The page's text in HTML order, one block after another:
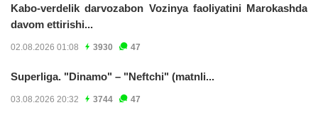
Kabo-verdelik darvozabon Vozinya faoliyatini Marokashda
davom ettirishi...
02.08.2026 01:08 3930 47
Superliga. "Dinamo" – "Neftchi" (matnli...
03.08.2026 20:32 3744 47